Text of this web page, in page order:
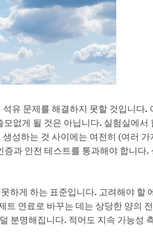
유 문제를 해결하지 못할 것입니다.
없게 될 것은 아닙니다. 실험실에서
성하는 것 사이에는 여전히 (여러 가
과 안전 테스트를 통과해야 합니다.
하게 하는 표준입니다. 고려해야 할
트 연료로 바꾸는 데는 상당한 양의
분명해집니다. 적어도 지속 가능성